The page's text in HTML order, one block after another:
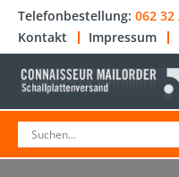
Telefonbestellung: 062 32
Kontakt
Impressum